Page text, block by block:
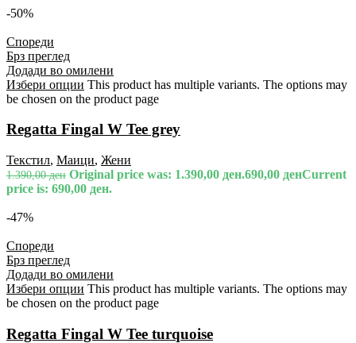
-50%
Спореди
Брз преглед
Додади во омилени
Избери опции This product has multiple variants. The options may
be chosen on the product page
Regatta Fingal W Tee grey
Текстил, Маици, Жени
1.390,00ден Original price was: 1.390,00 ден.690,00 денCurrent
price is: 690,00 ден.
-47%
Спореди
Брз преглед
Додади во омилени
Избери опции This product has multiple variants. The options may
be chosen on the product page
Regatta Fingal W Tee turquoise